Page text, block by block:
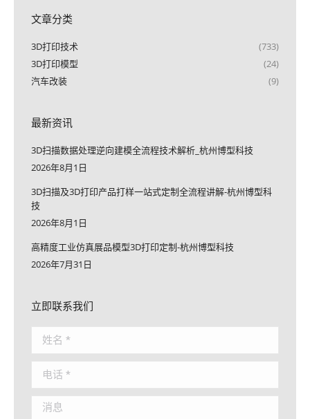
文章分类
3D打印技术
(733)
3D打印模型
(24)
汽车改装
(9)
最新资讯
3D扫描数据处理逆向建模全流程技术解析_杭州博型科技
2026年8月1日
3D扫描及3D打印产品打样一站式定制全流程讲解-杭州博型科
技
2026年8月1日
高精度工业仿真展品模型3D打印定制-杭州博型科技
2026年7月31日
立即联系我们
姓名 *
电话 *
消息